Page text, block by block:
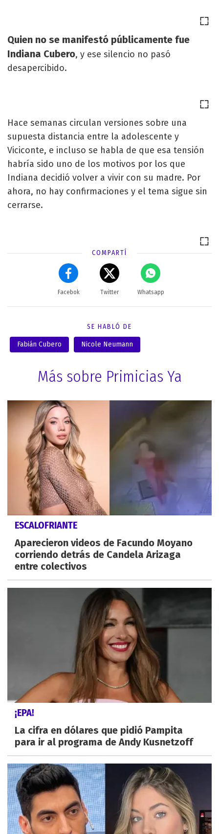
Quien no se manifestó públicamente fue
Indiana Cubero, y ese silencio no pasó
desapercibido.
Hace semanas circulan versiones sobre una
supuesta distancia entre la adolescente y
Viciconte, e incluso se habla de que esa tensión
habría sido uno de los motivos por los que
Indiana decidió volver a vivir con su madre. Por
ahora, no hay confirmaciones y el tema sigue sin
cerrarse.
COMPARTÍ
Facebok Twitter Whatsapp
SE HABLÓ DE
Fabián Cubero Nicole Neumann
Más sobre Primicias Ya
ESCALOFRIANTE
Aparecieron videos de Facundo Moyano
corriendo detrás de Candela Arizaga
entre colectivos
¡EPA!
La cifra en dólares que pidió Pampita
para ir al programa de Andy Kusnetzoff